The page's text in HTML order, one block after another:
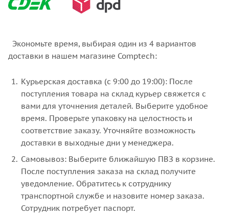
Экономьте время, выбирая один из 4 вариантов
доставки в нашем магазине Comptech:
Курьерская доставка (с 9:00 до 19:00): После
поступления товара на склад курьер свяжется с
вами для уточнения деталей. Выберите удобное
время. Проверьте упаковку на целостность и
соответствие заказу. Уточняйте возможность
доставки в выходные дни у менеджера.
Самовывоз: Выберите ближайшую ПВЗ в корзине.
После поступления заказа на склад получите
уведомление. Обратитесь к сотруднику
транспортной службе и назовите номер заказа.
Сотрудник потребует паспорт.